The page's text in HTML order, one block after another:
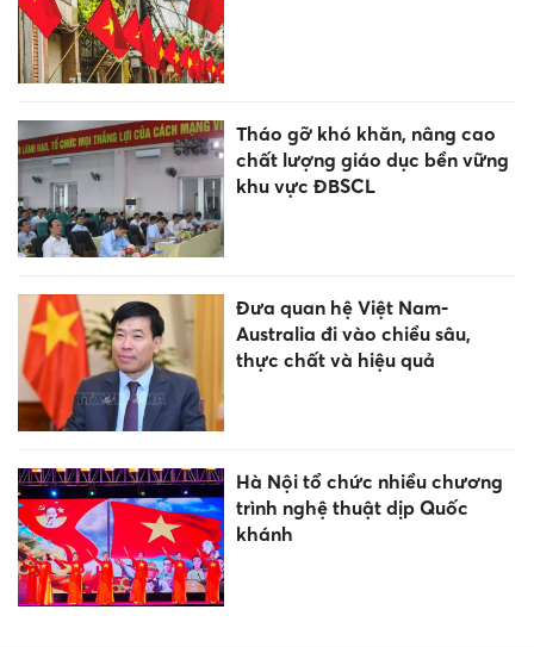
Tháo gỡ khó khăn, nâng cao
chất lượng giáo dục bền vững
khu vực ĐBSCL
Đưa quan hệ Việt Nam-
Australia đi vào chiều sâu,
thực chất và hiệu quả
Hà Nội tổ chức nhiều chương
trình nghệ thuật dịp Quốc
khánh